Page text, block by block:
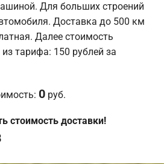
Для больших строений
Доставка до 500 км
Далее стоимость
тарифа: 150 рублей за
0 руб.
стоимость доставки!